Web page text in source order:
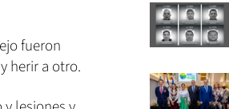
fueron
herir a otro.